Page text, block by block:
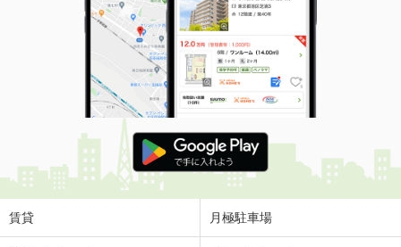
賃貸 月極駐車場